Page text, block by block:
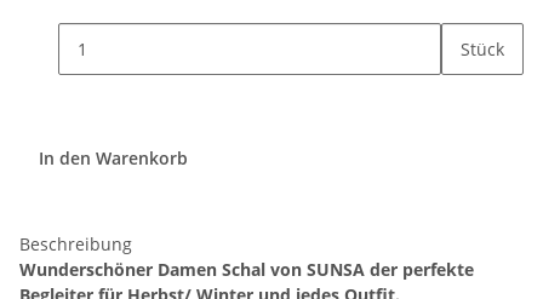
Stück
In den Warenkorb
Beschreibung
Wunderschöner Damen Schal von SUNSA der perfekte